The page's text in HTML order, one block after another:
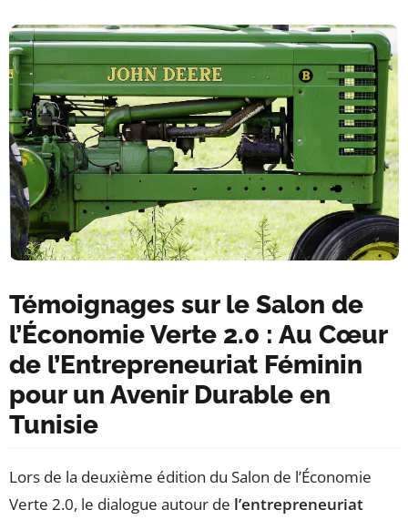
Témoignages sur le Salon de
l’Économie Verte 2.0 : Au Cœur
de l’Entrepreneuriat Féminin
pour un Avenir Durable en
Tunisie
Lors de la deuxième édition du Salon de l’Économie
Verte 2.0, le dialogue autour de l’entrepreneuriat